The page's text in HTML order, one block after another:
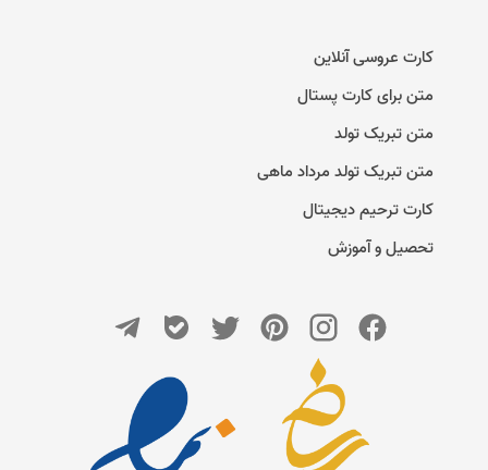
کارت عروسی آنلاین
متن برای کارت پستال
متن تبریک تولد
متن تبریک تولد مرداد ماهی
کارت ترحیم دیجیتال
تحصیل و آموزش